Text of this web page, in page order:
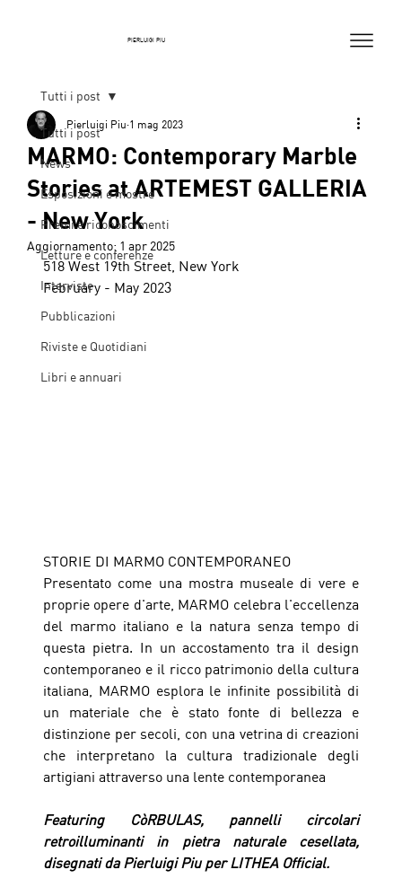
PIERLUIGI PIU
Tutti i post
News
Esposizioni e mostre
Premi e riconoscimenti
Letture e conferenze
Interviste
Pubblicazioni
Riviste e Quotidiani
Libri e annuari
Tutti i post
MARMO: Contemporary Marble
Stories at ARTEMEST GALLERIA
- New York
Pierluigi Piu 1 mag 2023
Aggiornamento: 1 apr 2025
518 West 19th Street, New York
February - May 2023
STORIE DI MARMO CONTEMPORANEO
Presentato come una mostra museale di vere e
proprie opere d'arte, MARMO celebra l'eccellenza
del marmo italiano e la natura senza tempo di
questa pietra. In un accostamento tra il design
contemporaneo e il ricco patrimonio della cultura
italiana, MARMO esplora le infinite possibilità di
un materiale che è stato fonte di bellezza e
distinzione per secoli, con una vetrina di creazioni
che interpretano la cultura tradizionale degli
artigiani attraverso una lente contemporanea
Featuring CòRBULAS, pannelli circolari
retroilluminanti in pietra naturale cesellata,
disegnati da Pierluigi Piu per LITHEA Official.